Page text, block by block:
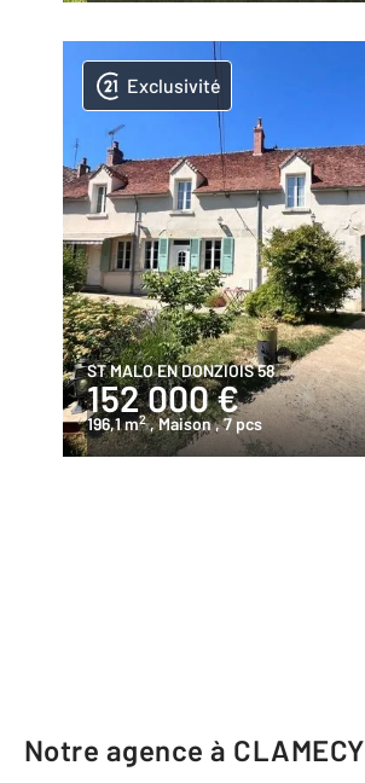
Exclusivité
ST MALO EN DONZIOIS 58
152 000 €
196,1 m2 , Maison, 7 pcs
Notre agence à CLAMECY